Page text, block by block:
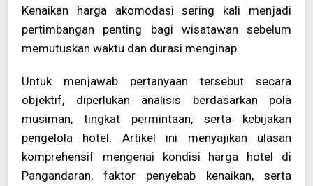
Kenaikan harga akomodasi sering kali menjadi
pertimbangan penting bagi wisatawan sebelum
memutuskan waktu dan durasi menginap.
Untuk menjawab pertanyaan tersebut secara
objektif, diperlukan analisis berdasarkan pola
musiman, tingkat permintaan, serta kebijakan
pengelola hotel. Artikel ini menyajikan ulasan
komprehensif mengenai kondisi harga hotel di
Pangandaran, faktor penyebab kenaikan, serta